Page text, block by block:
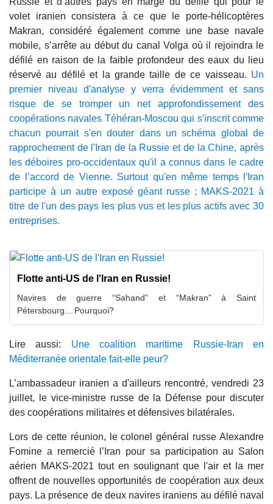
volet iranien consistera à ce que le porte-hélicoptères
Makran, considéré également comme une base navale
mobile, s’arrête au début du canal Volga où il rejoindra le
défilé en raison de la faible profondeur des eaux du lieu
réservé au défilé et la grande taille de ce vaisseau. Un
premier niveau d'analyse y verra évidemment et sans
risque de se tromper un net approfondissement des
coopérations navales Téhéran-Moscou qui s'inscrit comme
chacun pourrait s'en douter dans un schéma global de
rapprochement de l'Iran de la Russie et de la Chine, après
les déboires pro-occidentaux qu'il a connus dans le cadre
de l’accord de Vienne. Surtout qu'en même temps l'Iran
participe à un autre exposé géant russe ; MAKS-2021 à
titre de l'un des pays les plus vus et les plus actifs avec 30
entreprises.
Flotte anti-US de l'Iran en Russie!
Navires de guerre “Sahand” et “Makran” à Saint
Pétersbourg... Pourquoi?
Lire aussi: Une coalition maritime Russie-Iran en
Méditerranée orientale fait-elle peur?
L’ambassadeur iranien a d'ailleurs rencontré, vendredi 23
juillet, le vice-ministre russe de la Défense pour discuter
des coopérations militaires et défensives bilatérales.
Lors de cette réunion, le colonel général russe Alexandre
Fomine a remercié l’Iran pour sa participation au Salon
aérien MAKS-2021 tout en soulignant que l'air et la mer
offrent de nouvelles opportunités de coopération aux deux
pays. La présence de deux navires iraniens au défilé naval